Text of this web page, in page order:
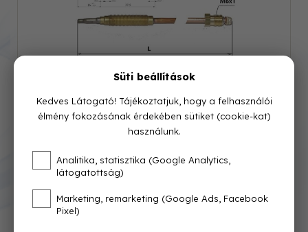
Cikkszám: 0260044
Azonnal raktárról
1 701 Ft
Süti beállítások
Kedves Látogató! Tájékoztatjuk, hogy a felhasználói
élmény fokozásának érdekében sütiket (cookie-kat)
használunk.
Analitika, statisztika (Google Analytics,
látogatottság)
Marketing, remarketing (Google Ads, Facebook
Pixel)